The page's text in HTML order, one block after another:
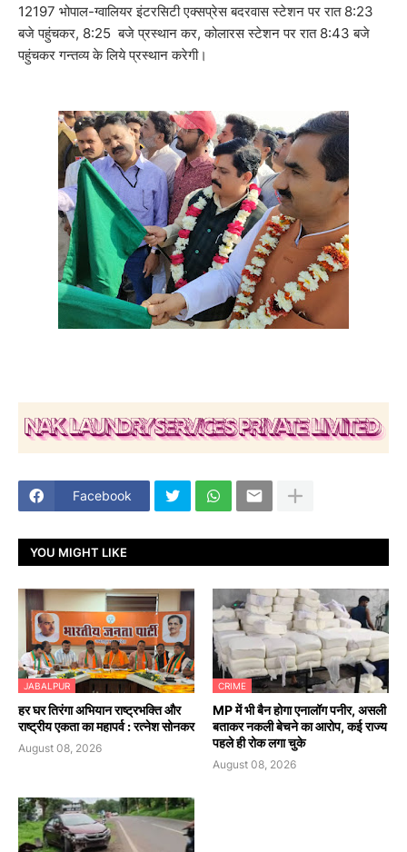
12197 भोपाल-ग्वालियर इंटरसिटी एक्सप्रेस बदरवास स्टेशन पर रात 8:23
बजे पहुंचकर, 8:25 बजे प्रस्थान कर, कोलारस स्टेशन पर रात 8:43 बजे
पहुंचकर गन्तव्य के लिये प्रस्थान करेगी।
Facebook
YOU MIGHT LIKE
JABALPUR
हर घर तिरंगा अभियान राष्ट्रभक्ति और
राष्ट्रीय एकता का महापर्व : रत्नेश सोनकर
August 08, 2026
CRIME
MP में भी बैन होगा एनालॉग पनीर, असली
बताकर नकली बेचने का आरोप, कई राज्य
पहले ही रोक लगा चुके
August 08, 2026